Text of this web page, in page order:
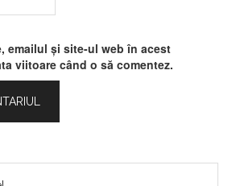
emailul și site-ul web în acest
viitoare când o să comentez.